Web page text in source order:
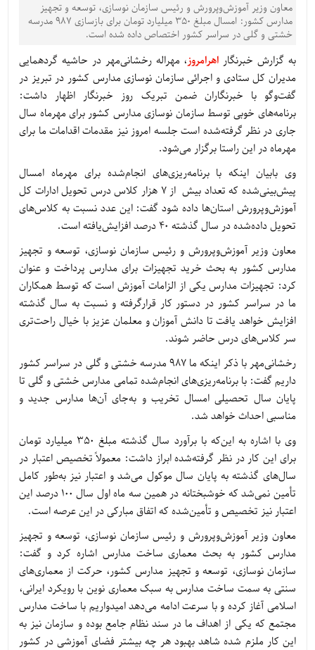
معاون وزیر آموزش‌وپرورش و رئیس سازمان نوسازی، توسعه و تجهیز
مدارس کشور: امسال مبلغ ۳۵۰ میلیارد تومان برای بازسازی ۹۸۷ مدرسه
خشتی و گلی در سراسر کشور اختصاص داده شده است.
به گزارش خبرنگار اهرامروز، مهراله رخشانی‌مهر در حاشیه گردهمایی
مدیران کل ستادی و اجرائی سازمان نوسازی مدارس کشور در تبریز در
گفت‌وگو با خبرنگاران ضمن تبریک روز خبرنگار اظهار داشت:
برنامه‌های خوبی توسط سازمان نوسازی مدارس کشور برای مهرماه سال
جاری در نظر گرفته‌شده است جلسه امروز نیز مقدمات اقدامات ما برای
مهرماه در این راستا برگزار می‌شود.
وی بابیان اینکه با برنامه‌ریزی‌های انجام‌شده برای مهرماه امسال
پیش‌بینی‌شده که تعداد بیش از 7 هزار کلاس درس تحویل ادارات کل
آموزش‌وپرورش استان‌ها داده شود گفت: این عدد نسبت به کلاس‌های
تحویل داده‌شده در سال گذشته 40 درصد افزایش‌یافته است.
معاون وزیر آموزش‌وپرورش و رئیس سازمان نوسازی، توسعه و تجهیز
مدارس کشور به بحث خرید تجهیزات برای مدارس پرداخت و عنوان
کرد: تجهیزات مدارس یکی از الزامات آموزش است که توسط همکاران
ما در سراسر کشور در دستور کار قرارگرفته و نسبت به سال گذشته
افزایش خواهد یافت تا دانش آموزان و معلمان عزیز با خیال راحت‌تری
سر کلاس‌های درس حاضر شوند.
رخشانی‌مهر با ذکر اینکه ما 987 مدرسه خشتی و گلی در سراسر کشور
داریم گفت: با برنامه‌ریزی‌های انجام‌شده تمامی مدارس خشتی و گلی تا
پایان سال تحصیلی امسال تخریب و به‌جای آن‌ها مدارس جدید و
مناسبی احداث خواهد شد.
وی با اشاره به این‌که با برآورد سال گذشته مبلغ 350 میلیارد تومان
برای این کار در نظر گرفته‌شده ابراز داشت: معمولاً تخصیص اعتبار در
سال‌های گذشته به پایان سال موکول می‌شد و اعتبار نیز به‌طور کامل
تأمین نمی‌شد که خوشبختانه در همین سه ماه اول سال 100 درصد این
اعتبار نیز تخصیص و تأمین‌شده که اتفاق مبارکی در این عرصه است.
معاون وزیر آموزش‌وپرورش و رئیس سازمان نوسازی، توسعه و تجهیز
مدارس کشور به بحث معماری ساخت مدارس اشاره کرد و گفت:
سازمان نوسازی، توسعه و تجهیز مدارس کشور، حرکت از معماری‌های
سنتی به سمت ساخت مدارس به سبک معماری نوین با رویکرد ایرانی،
اسلامی آغاز کرده و با سرعت ادامه می‌دهد امیدواریم با ساخت مدارس
مجتمع که یکی از اهداف ما در سند نظام جامع بوده و سازمان نیز به
این کار ملزم شده شاهد بهبود هر چه بیشتر فضای آموزشی در کشور